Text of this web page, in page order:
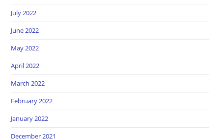
July 2022
June 2022
May 2022
April 2022
March 2022
February 2022
January 2022
December 2021